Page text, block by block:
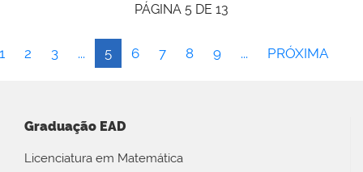
PÁGINA 5 DE 13
1 2 3 ... 5 6 7 8 9 ... PRÓXIMA
Graduação EAD
Licenciatura em Matemática